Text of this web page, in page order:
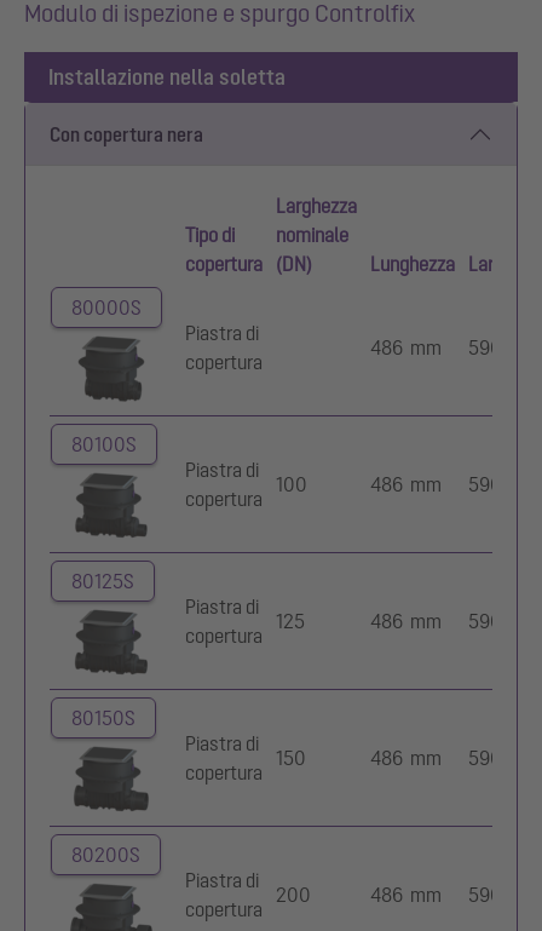
Modulo di ispezione e spurgo Controlfix
Installazione nella soletta
Con copertura nera
Tipo di
copertura
Larghezza
nominale
(DN)
Lunghezza
80000S
Piastra di
copertura
486 mm 590 mm
80100S
Piastra di
copertura
100 486 mm 590 mm
80125S
Piastra di
copertura
125 486 mm 590 mm
80150S
Piastra di
copertura
150 486 mm 590 mm
80200S
Piastra di
copertura
200 486 mm 590 mm